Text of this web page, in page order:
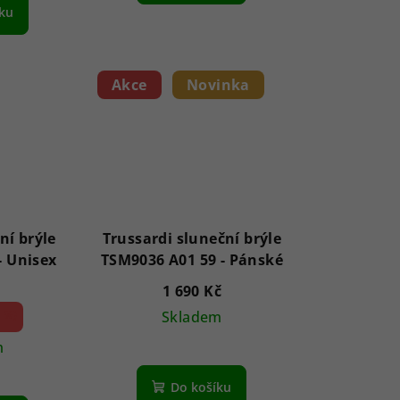
brýle
AVGSR 5BK 63 - Unisex
Akce Novinka
Trussardi sluneční brýle
TSM9036 A01 59 - Pánské
1 690 Kč
Skladem
Do košíku